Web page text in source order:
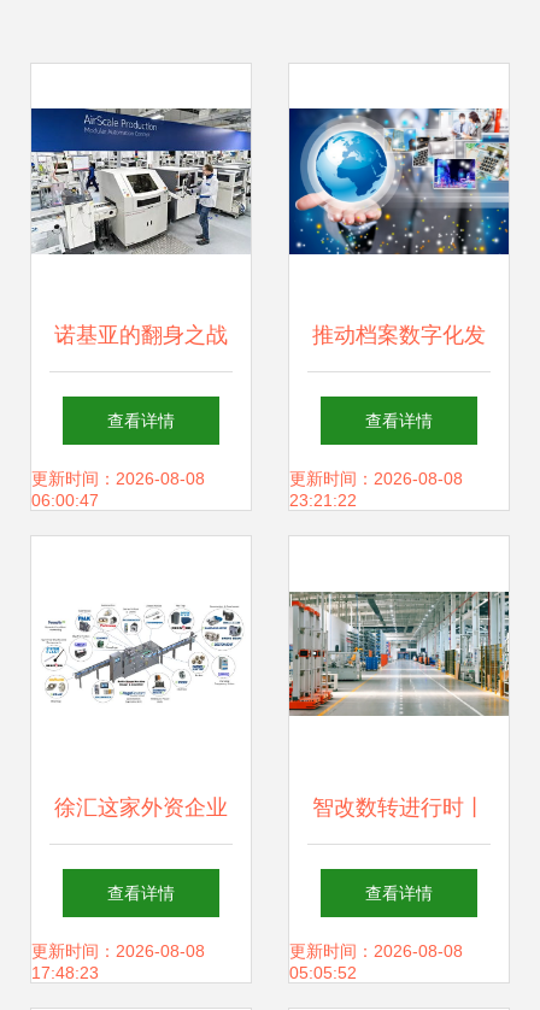
诺基亚的翻身之战
信息技术研发的再
度崛起
查看详情
更新时间：2026-08-08
06:00:47
推动档案数字化发
展——福昕鲲鹏亮
相上海国际智慧档
查看详情
更新时间：2026-08-08
23:21:22
徐汇这家外资企业
升级为亚太区总
部，以信息技术研
查看详情
更新时间：2026-08-08
17:48:23
智改数转进行时丨
数智赋能传统工艺
精益升级贡献价值
查看详情
更新时间：2026-08-08
05:05:52